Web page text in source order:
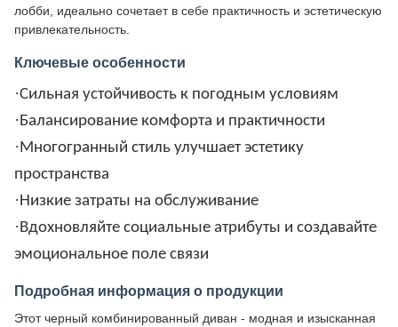
лобби, идеально сочетает в себе практичность и эстетическую
привлекательность.
Ключевые особенности
·Сильная устойчивость к погодным условиям
·Балансирование комфорта и практичности
·Многогранный стиль улучшает эстетику
пространства
·Низкие затраты на обслуживание
·Вдохновляйте социальные атрибуты и создавайте
эмоциональное поле связи
Подробная информация о продукции
Этот черный комбинированный диван - модная и изысканная